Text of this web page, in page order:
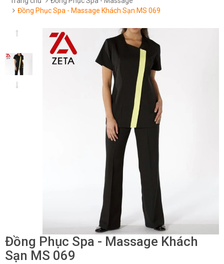
Đồng Phục Spa - Massage Khách Sạn MS 069
Đồng Phục Spa - Massage Khách
Sạn MS 069